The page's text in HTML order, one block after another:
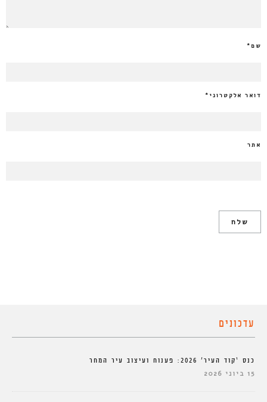
שם*
דואר אלקטרוני *
אתר
עדכונים
כנס ‘קוד העיר’ 2026: פענוח ועיצוב עיר המחר
15 ביוני 2026